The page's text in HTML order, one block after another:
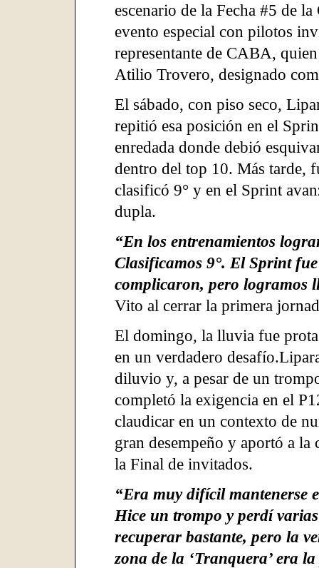
escenario de la Fecha #5 de
evento especial con pilotos
representante de CABA,
Atilio Trovero, designado
El sábado, con piso seco,
repitió esa posición en el
enredada donde debió
dentro del top 10. Más tarde,
clasificó 9° y en el Sprint
dupla.
“En los entrenamientos
Clasificamos 9°. El Sprint
complicaron, pero logramos
Vito al cerrar la primera
El domingo, la lluvia fue
en un verdadero
diluvio y, a pesar de un
completó la exigencia en el
claudicar en un contexto de
gran desempeño y aportó a
la Final de invitados.
“Era muy difícil mantenerse
Hice un trompo y perdí
recuperar bastante, pero la
zona de la ‘Tranquera’ era